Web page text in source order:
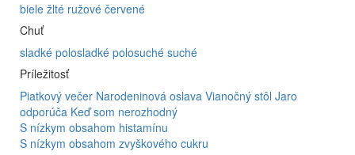
biele žlté ružové červené
Chuť
sladké polosladké polosuché suché
Príležitosť
Piatkový večer Narodeninová oslava Vianočný stôl Jaro
odporúča Keď som nerozhodný
S nízkym obsahom histamínu
S nízkym obsahom zvyškového cukru